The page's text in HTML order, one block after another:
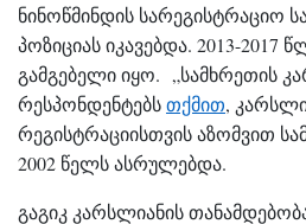
ნინოწმინდის სარეგისტრაციო
პოზიციას იკავებდა. 2013-2017
გამგებელი იყო. „სამხრეთის
რესპონდენტებსთქმით,
რეგისტრაციისთვის აზომვით
2002 წელს ასრულებდა.
გაგიკ კარსლიანის